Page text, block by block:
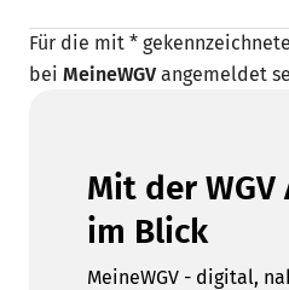
Für die mit *
bei MeineWGV angemeldet
Mit der WGV
im Blick
MeineWGV - digital,